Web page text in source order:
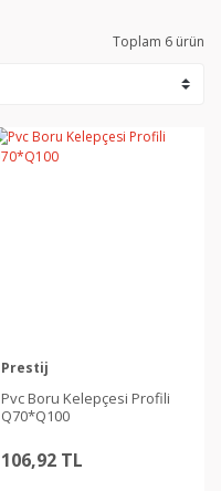
Toplam 6 ürün
Prestij
Pvc Boru Kelepçesi Profili
Q70*Q100
106,92 TL